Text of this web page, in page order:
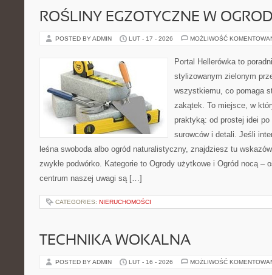
ROŚLINY EGZOTYCZNE W
POSTED BY ADMIN LUT - 17 - 2026 MOŻLIWOŚĆ
Portal Hellerówka to
stylizowanym zielonym
wszystkiemu, co pomaga
zakątek. To miejsce, w
praktyką: od prostej idei
surowców i detali. Jeśli
leśna swoboda albo ogród naturalistyczny, znajdziesz tu
zwykłe podwórko. Kategorie to Ogrody użytkowe i Ogród nocą –
centrum naszej uwagi są […]
CATEGORIES: NIERUCHOMOŚCI
TECHNIKA WOKALNA
POSTED BY ADMIN LUT - 16 - 2026 MOŻLIWOŚĆ